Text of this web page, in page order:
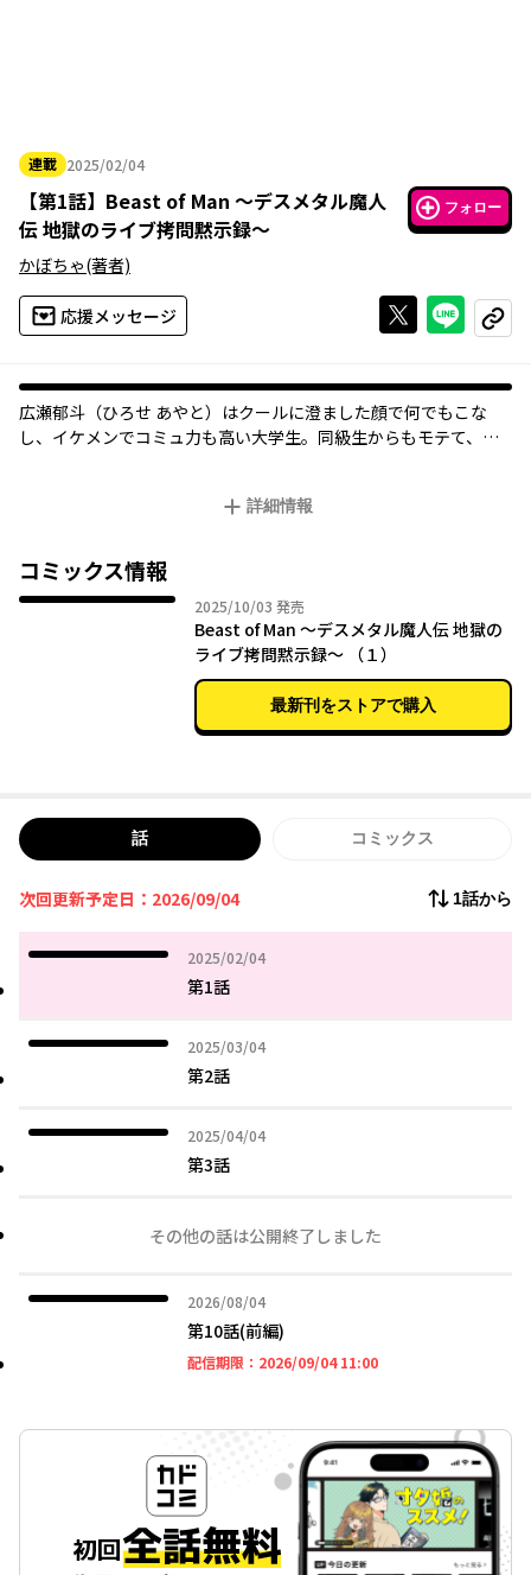
連載 2025/02/04
2025年02月04日
【第1話】 Beast of Man ～デスメタル魔人
伝 地獄のライブ拷問黙示録～
フォロー
かぼちゃ(著者)
応援メッセージ Xで投稿する
ライン
コピー
広瀬郁斗（ひろせ あやと）はクールに澄ました顔で何でもこな
し、イケメンでコミュ力も高い大学生。同級生からもモテて、充
と出会い、【デスメタルバンド】に参加することになった広瀬――。
詳細情報
コミックス情報
2025/10/03 2025年10月03日
発売
Beast of Man ～デスメタル魔人伝 地獄の
ライブ拷問黙示録～ （１）
最新刊をストアで購入
話 コミックス
次回更新予定日：2026/09/04 1話から
2025/02/04
2025年02月04日
第1話
2025/03/04
2025年03月04日
第2話
2025/04/04
2025年04月04日
第3話
その他の話は公開終了しました
2026/08/04
2026年08月04日
第10話(前編)
配信期限： 2026/09/04 11:002026年09月04日 11時